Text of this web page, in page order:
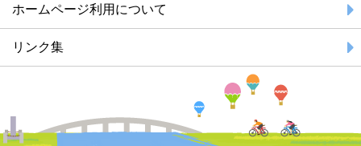
ホームページ利用について
リンク集